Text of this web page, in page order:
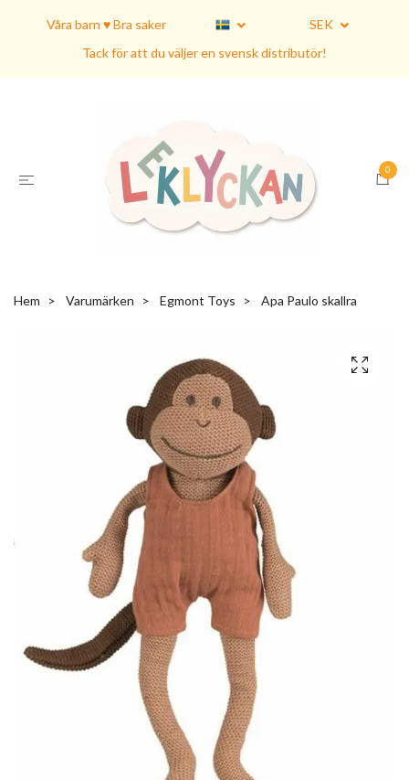
Våra barn ♥ Bra saker
SEK
Tack för att du väljer en svensk distributör!
0
Hem Varumärken Egmont Toys Apa Paulo skallra